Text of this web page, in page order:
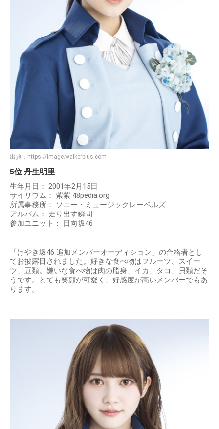
出典： https://image.walkerplus.com
5位 丹生明里
生年月日： 2001年2月15日
サイリウム： 紫紫 48pedia.org
所属事務所： ソニー・ミュージックレーベルズ
アルバム： 走り出す瞬間
参加ユニット： 日向坂46
「けやき坂46 追加メンバーオーディション」の合格者とし
てお披露目されました。好きな食べ物はフルーツ、スイー
ツ、豆類。嫌いな食べ物は肉の脂身、イカ、タコ、貝類だそ
うです。とても笑顔が可愛く、好感度が高いメンバーでもあ
ります。